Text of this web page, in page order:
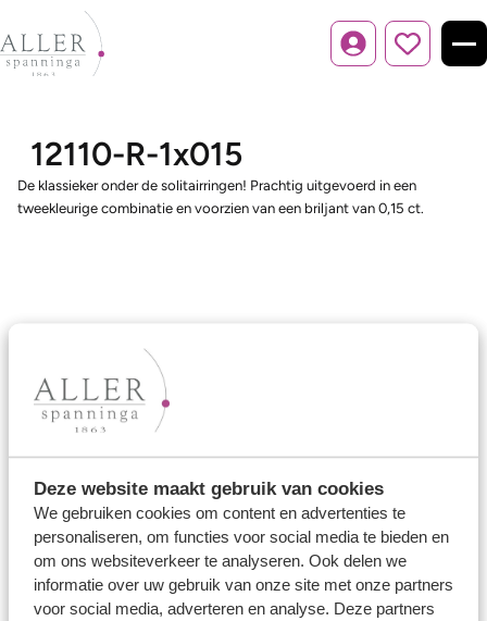
Deze website maakt gebruik van cookies
We gebruiken cookies om content en advertenties te
personaliseren, om functies voor social media te bieden en
om ons websiteverkeer te analyseren. Ook delen we
informatie over uw gebruik van onze site met onze partners
voor social media, adverteren en analyse. Deze partners
Inloggen
12110-R-1x015
De klassieker onder de solitairringen! Prachtig uitgevoerd in een
tweekleurige combinatie en voorzien van een briljant van 0,15 ct.
Ons aanbod
Trouwringen
Memoireringen
Verlovingsringen
Vriendschapsringen
Over ons
Aller Spanninga